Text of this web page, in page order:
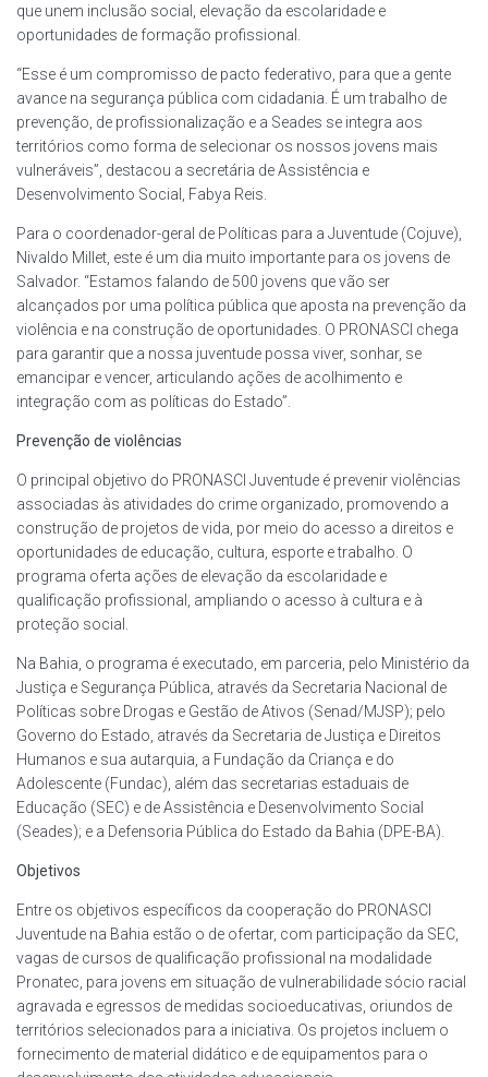
que unem inclusão social, elevação da escolaridade e
oportunidades de formação profissional.
“Esse é um compromisso de pacto federativo, para que a gente
avance na segurança pública com cidadania. É um trabalho de
prevenção, de profissionalização e a Seades se integra aos
territórios como forma de selecionar os nossos jovens mais
vulneráveis”, destacou a secretária de Assistência e
Desenvolvimento Social, Fabya Reis.
Para o coordenador-geral de Políticas para a Juventude (Cojuve),
Nivaldo Millet, este é um dia muito importante para os jovens de
Salvador. “Estamos falando de 500 jovens que vão ser
alcançados por uma política pública que aposta na prevenção da
violência e na construção de oportunidades. O PRONASCI chega
para garantir que a nossa juventude possa viver, sonhar, se
emancipar e vencer, articulando ações de acolhimento e
integração com as políticas do Estado”.
Prevenção de violências
O principal objetivo do PRONASCI Juventude é prevenir violências
associadas às atividades do crime organizado, promovendo a
construção de projetos de vida, por meio do acesso a direitos e
oportunidades de educação, cultura, esporte e trabalho. O
programa oferta ações de elevação da escolaridade e
qualificação profissional, ampliando o acesso à cultura e à
proteção social.
Na Bahia, o programa é executado, em parceria, pelo Ministério da
Justiça e Segurança Pública, através da Secretaria Nacional de
Políticas sobre Drogas e Gestão de Ativos (Senad/MJSP); pelo
Governo do Estado, através da Secretaria de Justiça e Direitos
Humanos e sua autarquia, a Fundação da Criança e do
Adolescente (Fundac), além das secretarias estaduais de
Educação (SEC) e de Assistência e Desenvolvimento Social
(Seades); e a Defensoria Pública do Estado da Bahia (DPE-BA).
Objetivos
Entre os objetivos específicos da cooperação do PRONASCI
Juventude na Bahia estão o de ofertar, com participação da SEC,
vagas de cursos de qualificação profissional na modalidade
Pronatec, para jovens em situação de vulnerabilidade sócio racial
agravada e egressos de medidas socioeducativas, oriundos de
territórios selecionados para a iniciativa. Os projetos incluem o
fornecimento de material didático e de equipamentos para o